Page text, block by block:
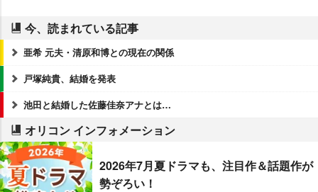
今、読まれている記事
亜希 元夫・清原和博との現在の関係
戸塚純貴、結婚を発表
池田と結婚した佐藤佳奈アナとは…
オリコン インフォメーション
2026年7月夏ドラマも、注目作＆話題作が
勢ぞろい！